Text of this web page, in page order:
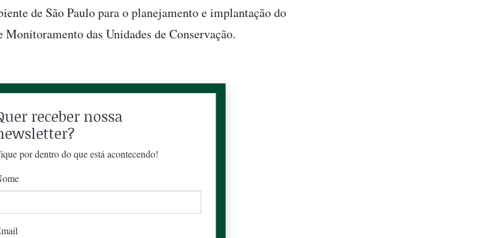
de São Paulo para o planejamento e implantação do
Monitoramento das Unidades de Conservação.
receber nossa
por dentro do que está acontecendo!